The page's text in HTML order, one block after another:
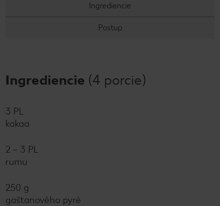
Ingrediencie
Postup
Ingrediencie (4 porcie)
3 PL
kakaa
2 – 3 PL
rumu
250 g
gaštanového pyré